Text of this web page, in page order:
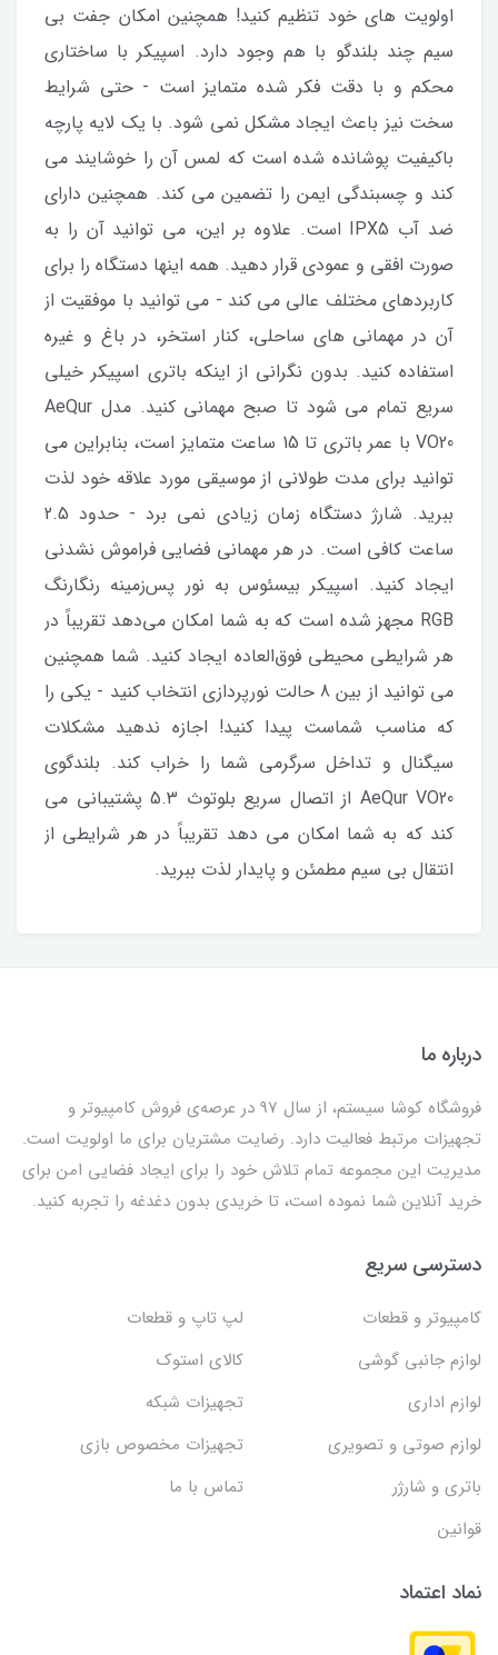
اولویت های خود تنظیم کنید! همچنین امکان جفت بی
سیم چند بلندگو با هم وجود دارد. اسپیکر با ساختاری
محکم و با دقت فکر شده متمایز است - حتی شرایط
سخت نیز باعث ایجاد مشکل نمی شود. با یک لایه پارچه
باکیفیت پوشانده شده است که لمس آن را خوشایند می
کند و چسبندگی ایمن را تضمین می کند. همچنین دارای
ضد آب IPX5 است. علاوه بر این، می توانید آن را به
صورت افقی و عمودی قرار دهید. همه اینها دستگاه را برای
کاربردهای مختلف عالی می کند - می توانید با موفقیت از
آن در مهمانی های ساحلی، کنار استخر، در باغ و غیره
استفاده کنید. بدون نگرانی از اینکه باتری اسپیکر خیلی
سریع تمام می شود تا صبح مهمانی کنید. مدل AeQur
VO20 با عمر باتری تا 15 ساعت متمایز است، بنابراین می
توانید برای مدت طولانی از موسیقی مورد علاقه خود لذت
ببرید. شارژ دستگاه زمان زیادی نمی برد - حدود 2.5
ساعت کافی است. در هر مهمانی فضایی فراموش نشدنی
ایجاد کنید. اسپیکر بیسئوس به نور پس‌زمینه رنگارنگ
RGB مجهز شده است که به شما امکان می‌دهد تقریباً در
هر شرایطی محیطی فوق‌العاده ایجاد کنید. شما همچنین
می توانید از بین 8 حالت نورپردازی انتخاب کنید - یکی را
که مناسب شماست پیدا کنید! اجازه ندهید مشکلات
سیگنال و تداخل سرگرمی شما را خراب کند. بلندگوی
AeQur VO20 از اتصال سریع بلوتوث 5.3 پشتیبانی می
کند که به شما امکان می دهد تقریباً در هر شرایطی از
انتقال بی سیم مطمئن و پایدار لذت ببرید.
درباره ما
فروشگاه کوشا سیستم، از سال 97 در عرصه‌ی فروش کامپیوتر و
تجهیزات مرتبط فعالیت دارد. رضایت مشتریان برای ما اولویت است.
مدیریت این مجموعه تمام تلاش خود را برای ایجاد فضایی امن برای
خرید آنلاین شما نموده است، تا خریدی بدون دغدغه را تجربه کنید.
دسترسی سریع
کامپیوتر و قطعات
لپ تاپ و قطعات
لوازم جانبی گوشی
کالای استوک
لوازم اداری
تجهیزات شبکه
لوازم صوتی و تصویری
تجهیزات مخصوص بازی
باتری و شارژر
تماس با ما
قوانین
نماد اعتماد